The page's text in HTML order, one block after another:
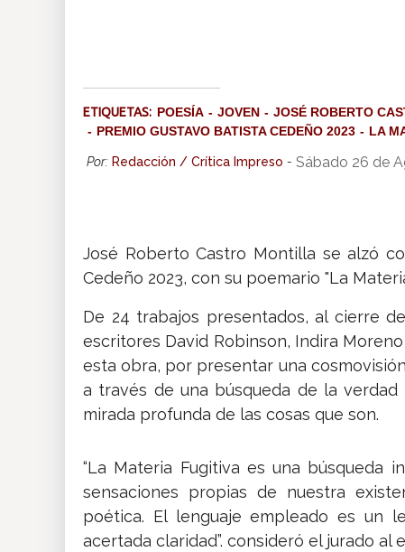
ETIQUETAS: POESÍA JOVEN
JOSÉ ROBERTO
PREMIO GUSTAVO BATISTA CEDEÑO 2023
LA
Por: Redacción / Crítica Impreso - Sábado 26 de
José Roberto Castro Montilla se alzó
Cedeño 2023, con su poemario "La
De 24 trabajos presentados, al cierre
escritores David Robinson, Indira
esta obra, por presentar una
a través de una búsqueda de la
mirada profunda de las cosas que son.
“La Materia Fugitiva es una búsqueda
sensaciones propias de nuestra
poética. El lenguaje empleado es un
acertada claridad”. consideró el jurado al